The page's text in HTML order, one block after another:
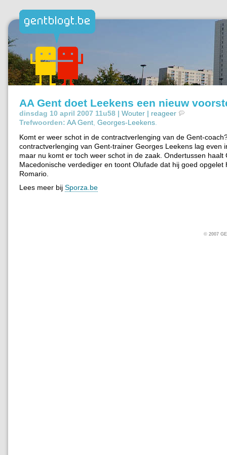
AA Gent doet Leekens een nieuw
dinsdag 10 april 2007 11u58 | Wouter | reageer
Trefwoorden: AA Gent Georges-Leekens
Komt er weer schot in de contractverlenging van de Gent-
contractverlenging van Gent-trainer Georges Leekens lag even
maar nu komt er toch weer schot in de zaak. Ondertussen haalt
Macedonische verdediger en toont Olufade dat hij goed opgelet
Romario.
Lees meer bij Sporza.be
© 2007